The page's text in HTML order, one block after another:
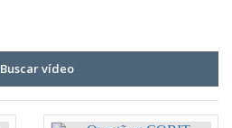
Buscar vídeo